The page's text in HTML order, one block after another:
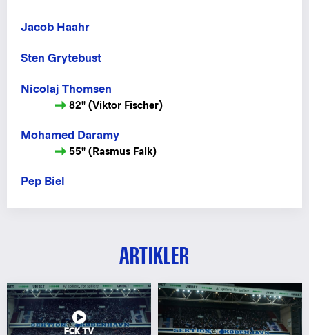
Jacob Haahr
Sten Grytebust
Nicolaj Thomsen
82" (Viktor Fischer)
Mohamed Daramy
55" (Rasmus Falk)
Pep Biel
ARTIKLER